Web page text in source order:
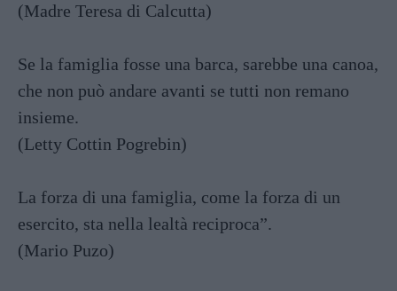
(Madre Teresa di Calcutta)
Se la famiglia fosse una barca, sarebbe una canoa,
che non può andare avanti se tutti non remano
insieme.
(Letty Cottin Pogrebin)
La forza di una famiglia, come la forza di un
esercito, sta nella lealtà reciproca”.
(Mario Puzo)